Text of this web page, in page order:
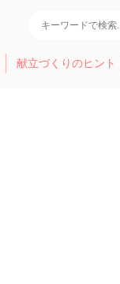
献立づくりのヒント